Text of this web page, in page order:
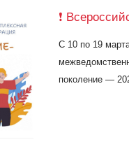
❗️
С 10 по 19
поколение —